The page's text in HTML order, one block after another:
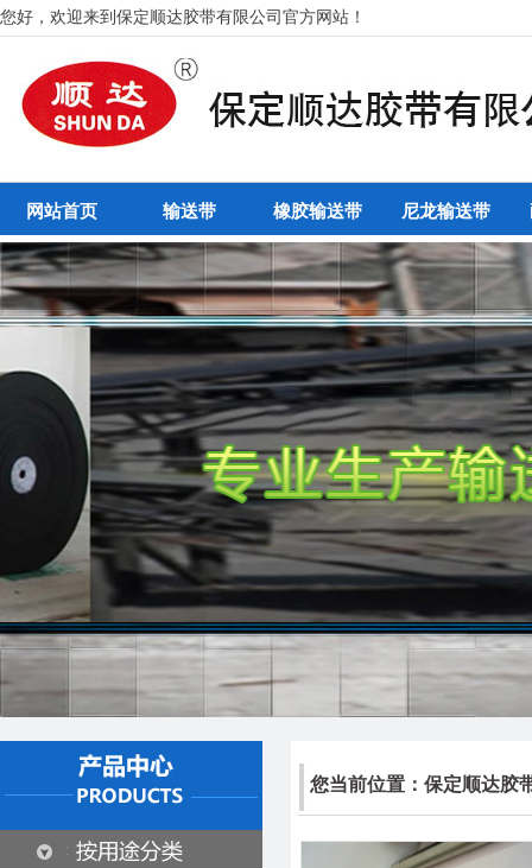
您好，欢迎来到保定顺达胶带有限公司官方网站！
网站首页 输送带 橡胶输送带 尼龙输送带
您当前位置： 保定顺达胶